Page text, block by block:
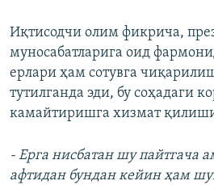
Иқтисодчи олим фикрича,
муносабатларига оид
ерлари ҳам сотувга
тутилганда эди, бу соҳадаги
камайтиришга хизмат
- Ерга нисбатан шу пайтгача
афтидан бундан кейин ҳам